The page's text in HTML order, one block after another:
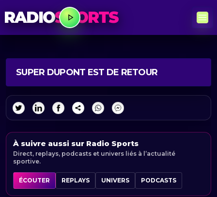
RADIOSPORTS
SUPER DUPONT EST DE RETOUR
À suivre aussi sur Radio Sports
Direct, replays, podcasts et univers liés à l’actualité
sportive.
ÉCOUTER REPLAYS UNIVERS PODCASTS